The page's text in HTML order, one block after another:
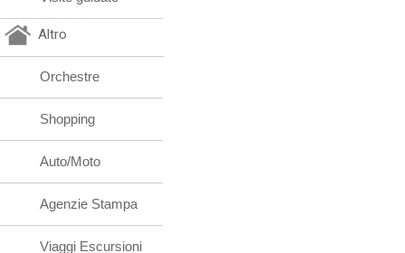
Altro
Orchestre
Shopping
Auto/Moto
Agenzie Stampa
Viaggi Escursioni